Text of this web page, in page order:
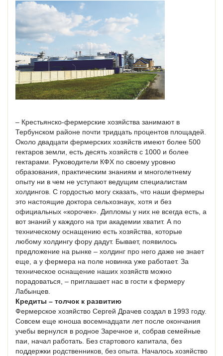
– Крестьянско-фермерские хозяйства занимают в
Тербунском районе почти тридцать процентов площадей.
Около двадцати фермерских хозяйств имеют более 500
гектаров земли, есть десять хозяйств с 1000 и более
гектарами. Руководители КФХ по своему уровню
образования, практическим знаниям и многолетнему
опыту ни в чем не уступают ведущим специалистам
холдингов. С гордостью могу сказать, что наши фермеры
это настоящие доктора сельхознаук, хотя и без
официальных «корочек». Дипломы у них не всегда есть, а
вот знаний у каждого на три академии хватит. А по
техническому оснащению есть хозяйства, которые
любому холдингу фору дадут. Бывает, появилось
предложение на рынке – холдинг про него даже не знает
еще, а у фермера на поле новинка уже работает. За
техническое оснащение наших хозяйств можно
порадоваться, – приглашает нас в гости к фермеру
Лабынцев.
Кредиты – толчок к развитию
Фермерское хозяйство Сергей Драчев создал в 1993 году.
Совсем еще юноша восемнадцати лет после окончания
учебы вернулся в родное Заречное и, собрав семейные
паи, начал работать. Без стартового капитала, без
поддержки родственников, без опыта. Началось хозяйство